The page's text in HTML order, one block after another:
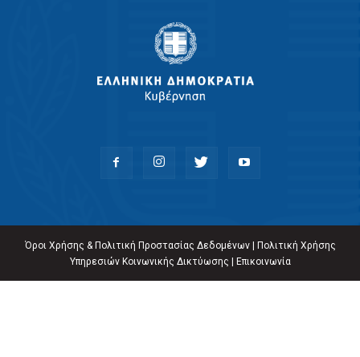
Όροι Χρήσης & Πολιτική Προστασίας Δεδομένων| Πολιτική Χρήσης
Υπηρεσιών Κοινωνικής Δικτύωσης | Επικοινωνία